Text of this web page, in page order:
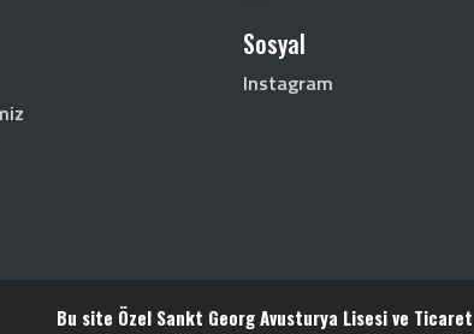
Sosyal
Instagram
Bu site Özel Sankt Georg Avusturya Lisesi ve